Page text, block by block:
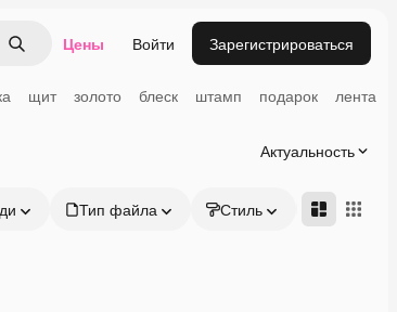
по изображению
Поиск Цены Войти Зарегистрироваться
щит золото блеск штамп подарок лента
Актуальность
Тип файла Стиль Адвансд